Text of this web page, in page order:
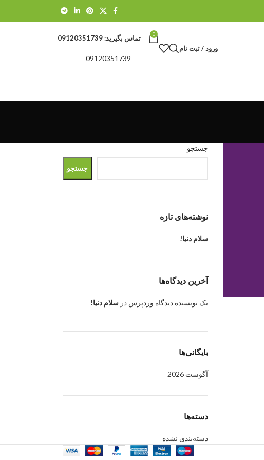
ورود / ثبت نام
0 تماس بگیرید:09120351739
09120351739
جستجو
جستجو
نوشته‌های تازه
سلام دنیا!
آخرین دیدگاه‌ها
یک نویسنده دیدگاه وردپرس در سلام دنیا!
بایگانی‌ها
آگوست 2026
دسته‌ها
دسته‌بندی نشده